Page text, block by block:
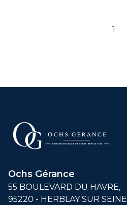
1
Ochs Gérance
55 BOULEVARD DU HAVRE,
95220 - HERBLAY SUR SEINE